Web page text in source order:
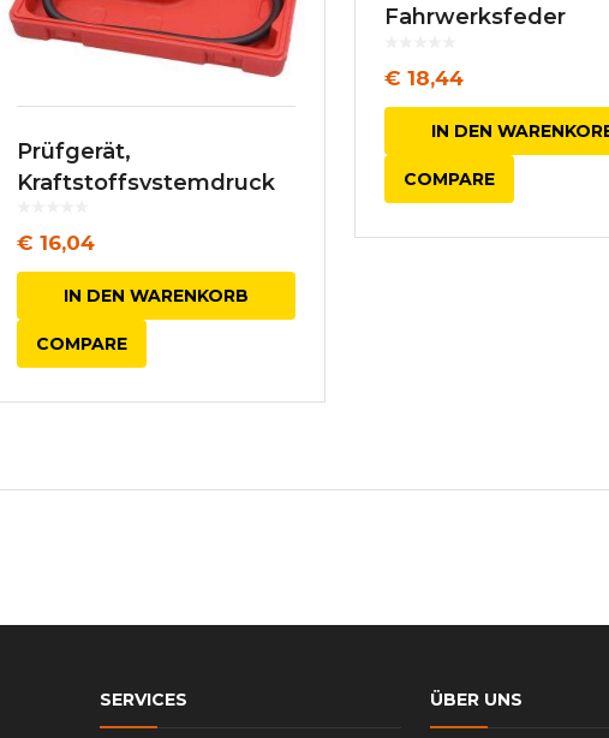
Prüfgerät,
Kraftstoffsystemdruck
€ 16,04
IN DEN WARENKORB
COMPARE
Fahrwerksfeder
€ 18,44
IN DEN
COMPARE
SERVICES ÜBER UNS